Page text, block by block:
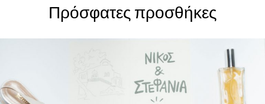
Πρόσφατες προσθήκες